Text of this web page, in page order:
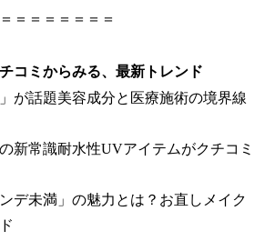
＝＝＝＝＝＝＝
コミからみる、最新トレンド
が話題美容成分と医療施術の境界線
新常識耐水性UVアイテムがクチコミ
デ未満」の魅力とは？お直しメイク